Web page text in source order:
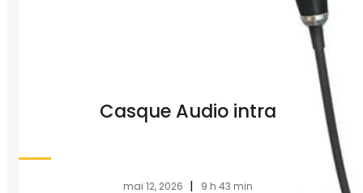
Casque Audio intra
mai 12, 2026 | 9 h 43 min